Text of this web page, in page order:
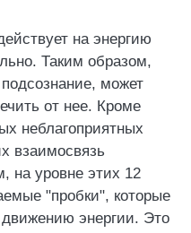
на энергию
Таким образом,
может
от нее. Кроме
неблагоприятных
взаимосвязь
на уровне этих 12
"пробки", которые
энергии. Это